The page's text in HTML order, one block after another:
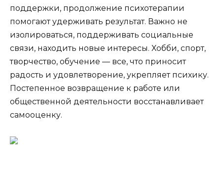
поддержки, продолжение психотерапии
помогают удерживать результат. Важно не
изолироваться, поддерживать социальные
связи, находить новые интересы. Хобби, спорт,
творчество, обучение — все, что приносит
радость и удовлетворение, укрепляет психику.
Постепенное возвращение к работе или
общественной деятельности восстанавливает
самооценку.